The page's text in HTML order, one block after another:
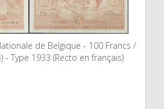
de Belgique - 100 Francs /
- Type 1933 (Recto en français)